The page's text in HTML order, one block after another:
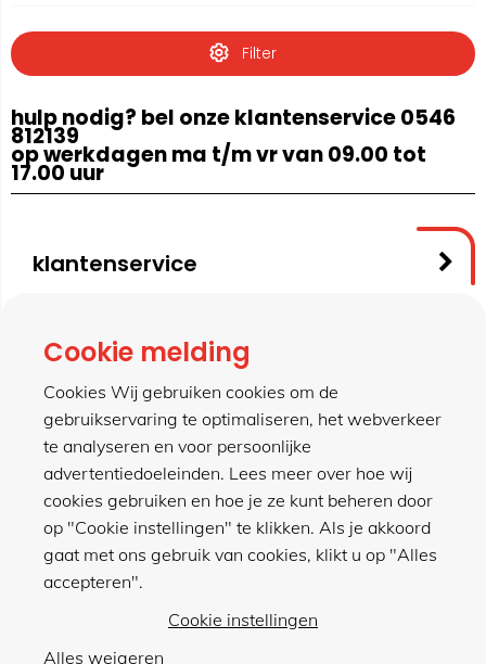
Filter
hulp nodig? bel onze klantenservice 0546
812139
op werkdagen ma t/m vr van 09.00 tot
17.00 uur
klantenservice
contact
meer van hillen
winkel
Cookie melding
Cookies Wij gebruiken cookies om de
gebruikservaring te optimaliseren, het webverkeer
te analyseren en voor persoonlijke
advertentiedoeleinden. Lees meer over hoe wij
cookies gebruiken en hoe je ze kunt beheren door
op "Cookie instellingen" te klikken. Als je akkoord
gaat met ons gebruik van cookies, klikt u op "Alles
accepteren".
Cookie instellingen
Alles weigeren